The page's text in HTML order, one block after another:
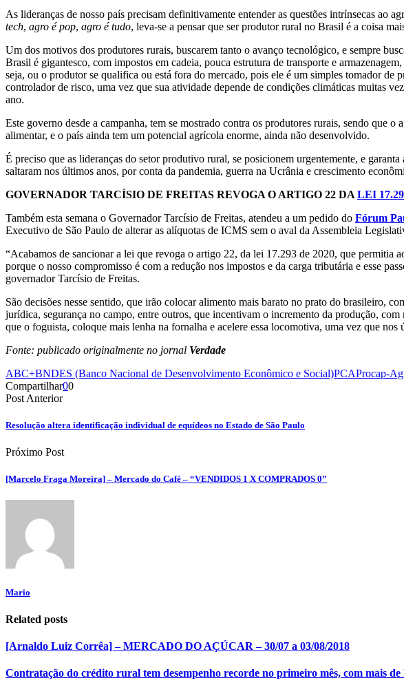
As lideranças de nosso país precisam definitivamente entender as questões intrínsecas ao
tech, agro é pop, agro é tudo, leva-se a pensar que ser produtor rural no Brasil é a coisa
Um dos motivos dos produtores rurais, buscarem tanto o avanço tecnológico, e sempre
Brasil é gigantesco, com impostos em cadeia, pouca estrutura de transporte e
seja, ou o produtor se qualifica ou está fora do mercado, pois ele é um simples tomador
controlador de risco, uma vez que sua atividade depende de condições climáticas muitas
ano.
Este governo desde a campanha, tem se mostrado contra os produtores rurais, sendo que
alimentar, e o país ainda tem um potencial agrícola enorme, ainda não desenvolvido.
É preciso que as lideranças do setor produtivo rural, se posicionem urgentemente, e
saltaram nos últimos anos, por conta da pandemia, guerra na Ucrânia e crescimento
GOVERNADOR TARCÍSIO DE FREITAS REVOGA O ARTIGO 22 DA LEI
Também esta semana o Governador Tarcísio de Freitas, atendeu a um pedido do Fórum
Executivo de São Paulo de alterar as alíquotas de ICMS sem o aval da Assembleia
“Acabamos de sancionar a lei que revoga o artigo 22, da lei 17.293 de 2020, que
porque o nosso compromisso é com a redução nos impostos e da carga tributária e esse
governador Tarcísio de Freitas.
São decisões nesse sentido, que irão colocar alimento mais barato no prato do brasileiro,
jurídica, segurança no campo, entre outros, que incentivam o incremento da produção,
que o foguista, coloque mais lenha na fornalha e acelere essa locomotiva, uma vez que nos
Fonte: publicado originalmente no jornal Verdade
ABC+BNDES (Banco Nacional de Desenvolvimento Econômico e Social)PCAProcap-
Compartilhar00
Post Anterior
Resolução altera identificação individual de equídeos no Estado de São Paulo
Próximo Post
[Marcelo Fraga Moreira] – Mercado do Café – “VENDIDOS 1 X COMPRADOS 0”
Mario
Related posts
[Arnaldo Luiz Corrêa] – MERCADO DO AÇÚCAR – 30/07 a 03/08/2018
Contratação do crédito rural tem desempenho recorde no primeiro mês, com mais de